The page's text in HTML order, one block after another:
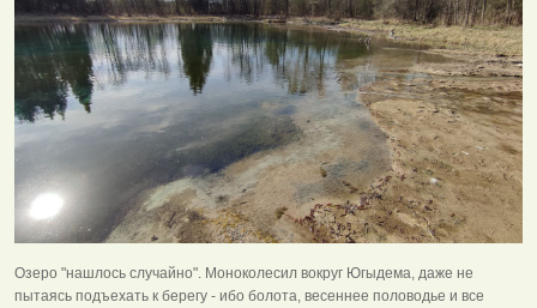
Озеро "нашлось случайно". Моноколесил вокруг Югыдема, даже не
пытаясь подъехать к берегу - ибо болота, весеннее половодье и все